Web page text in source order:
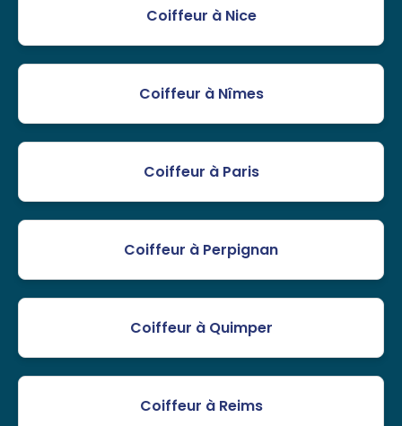
Coiffeur à Nice
Coiffeur à Nîmes
Coiffeur à Paris
Coiffeur à Perpignan
Coiffeur à Quimper
Coiffeur à Reims